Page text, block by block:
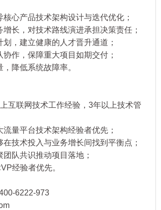
心产品技术架构设计与迭代优化；
，对技术路线演进承担决策责任；
，建立健康的人才晋升通道；
作，保障重大项目如期交付；
降低系统故障率。
联网技术工作经验，3年以上技术管
量平台技术架构经验者优先；
术投入与业务增长间找到平衡点；
队共识推动项目落地；
经验者优先。
6222-973